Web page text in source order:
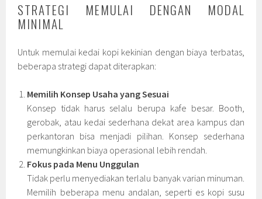
STRATEGI MEMULAI DENGAN MODAL
MINIMAL
Untuk memulai kedai kopi kekinian dengan biaya terbatas,
beberapa strategi dapat diterapkan:
Memilih Konsep Usaha yang Sesuai
Konsep tidak harus selalu berupa kafe besar. Booth,
gerobak, atau kedai sederhana dekat area kampus dan
perkantoran bisa menjadi pilihan. Konsep sederhana
memungkinkan biaya operasional lebih rendah.
Fokus pada Menu Unggulan
Tidak perlu menyediakan terlalu banyak varian minuman.
Memilih beberapa menu andalan, seperti es kopi susu